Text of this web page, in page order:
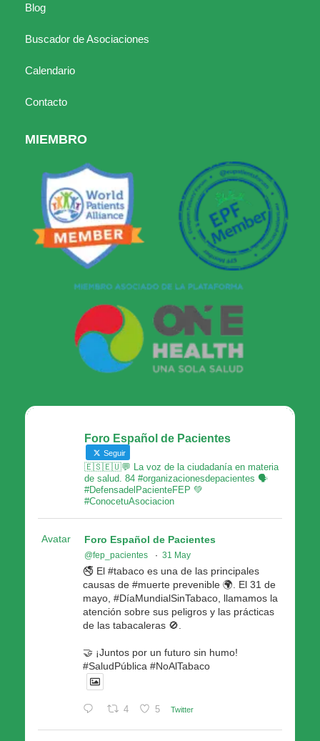
Blog
Buscador de Asociaciones
Calendario
Contacto
MIEMBRO
Foro Español de Pacientes
Seguir
🇪🇸🇪🇺💬 La voz de la ciudadanía en materia
de salud. 84 #organizacionesdepacientes 🗣
#DefensadelPacienteFEP 💚
#ConocetuAsociacion
Avatar Foro Español de Pacientes
@fep_pacientes · 31 May
🚭 El #tabaco es una de las principales
causas de #muerte prevenible 🌍. El 31 de
mayo, #DíaMundialSinTabaco, llamamos la
atención sobre sus peligros y las prácticas
de las tabacaleras 🚫.
🤝 ¡Juntos por un futuro sin humo!
#SaludPública #NoAlTabaco
4 5 Twitter